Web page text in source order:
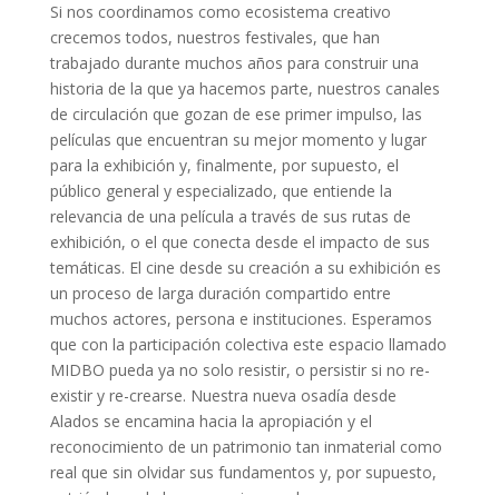
Si nos coordinamos como ecosistema creativo
crecemos todos, nuestros festivales, que han
trabajado durante muchos años para construir una
historia de la que ya hacemos parte, nuestros canales
de circulación que gozan de ese primer impulso, las
películas que encuentran su mejor momento y lugar
para la exhibición y, finalmente, por supuesto, el
público general y especializado, que entiende la
relevancia de una película a través de sus rutas de
exhibición, o el que conecta desde el impacto de sus
temáticas. El cine desde su creación a su exhibición es
un proceso de larga duración compartido entre
muchos actores, persona e instituciones. Esperamos
que con la participación colectiva este espacio llamado
MIDBO pueda ya no solo resistir, o persistir si no re-
existir y re-crearse. Nuestra nueva osadía desde
Alados se encamina hacia la apropiación y el
reconocimiento de un patrimonio tan inmaterial como
real que sin olvidar sus fundamentos y, por supuesto,